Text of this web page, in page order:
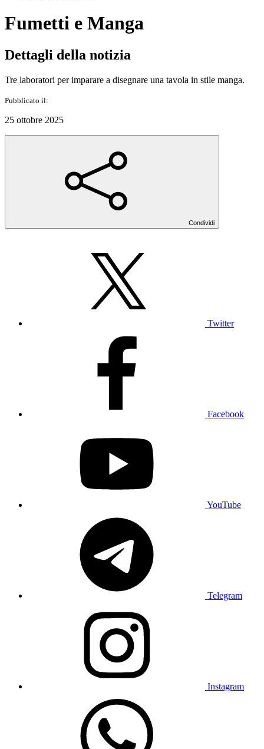
Fumetti e Manga
Dettagli della notizia
Tre laboratori per imparare a disegnare una tavola in stile manga.
Pubblicato il:
25 ottobre 2025
Condividi
Twitter
Facebook
YouTube
Telegram
Instagram